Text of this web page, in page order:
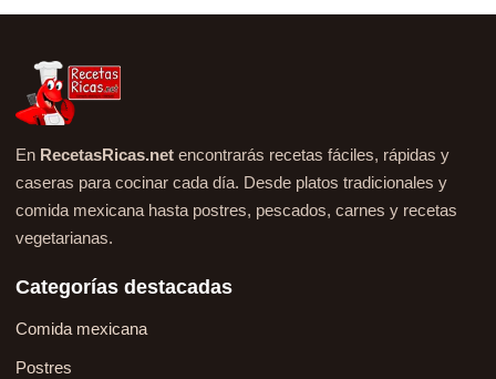
En RecetasRicas.net encontrarás recetas fáciles, rápidas y
caseras para cocinar cada día. Desde platos tradicionales y
comida mexicana hasta postres, pescados, carnes y recetas
vegetarianas.
Categorías destacadas
Comida mexicana
Postres